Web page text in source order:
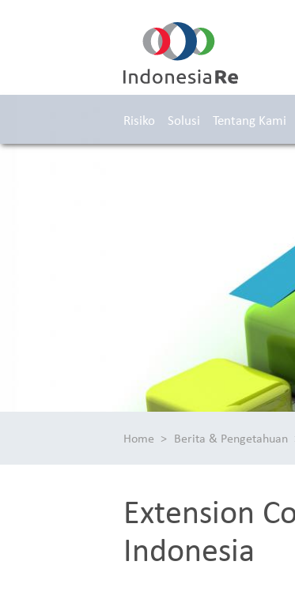
Risiko Solusi Tentang Kami
Home Berita & Pengetahuan
Extension
Indonesia